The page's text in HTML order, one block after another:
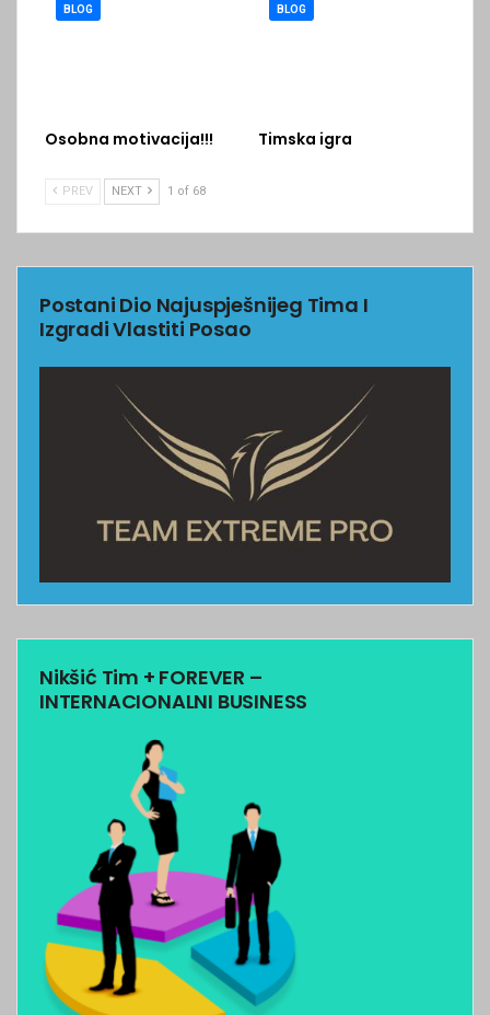
BLOG
Osobna motivacija!!!
BLOG
Timska igra
PREV NEXT 1 of 68
Postani Dio Najuspješnijeg Tima I
Izgradi Vlastiti Posao
Nikšić Tim + FOREVER –
INTERNACIONALNI BUSINESS